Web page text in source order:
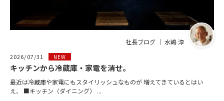
社長ブログ ｜ 水嶋 淳
2026/07/31 NEW
キッチンから冷蔵庫・家電を消せ。
最近は冷蔵庫や家電にもスタイリッシュなものが 増えてきているとはい
え、 ■キッチン（ダイニング） ...